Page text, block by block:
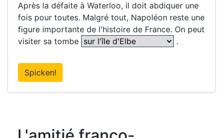
Après la défaite à Waterloo, il doit abdiquer une
fois pour toutes. Malgré tout, Napoléon reste une
figure importante de l'histoire de France. On peut
visiter sa tombe
.
Spicken!